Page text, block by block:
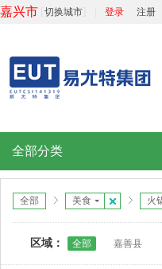
嘉兴市 切换城市 登录 注册
全部分类
全部 美食 火
区域： 全部 嘉善县